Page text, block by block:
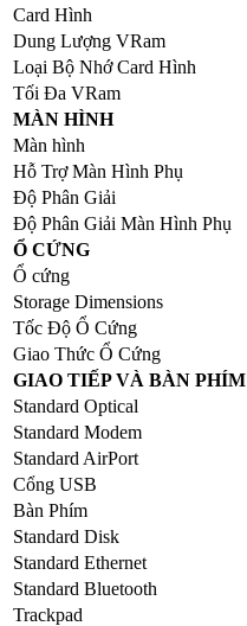
Card Hình
Dung Lượng VRam
Loại Bộ Nhớ Card Hình
Tối Đa VRam
MÀN HÌNH
Màn hình
Hỗ Trợ Màn Hình Phụ
Độ Phân Giải
Độ Phân Giải Màn Hình Phụ
Ổ CỨNG
Ổ cứng
Storage Dimensions
Tốc Độ Ổ Cứng
Giao Thức Ổ Cứng
GIAO TIẾP VÀ BÀN PHÍM
Standard Optical
Standard Modem
Standard AirPort
Cổng USB
Bàn Phím
Standard Disk
Standard Ethernet
Standard Bluetooth
Trackpad